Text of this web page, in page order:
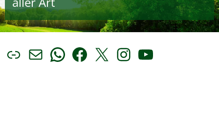
LinkE-Mail
WhatsApp
Facebook
X Instagram
YouTube